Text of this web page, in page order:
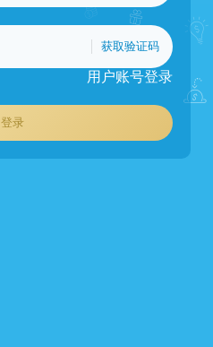
获取验证码
用户账号登录
登录